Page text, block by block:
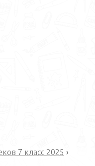
7 класс 2025 ›